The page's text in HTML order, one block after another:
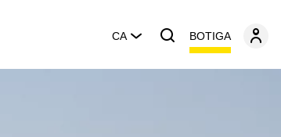
CA BOTIGA